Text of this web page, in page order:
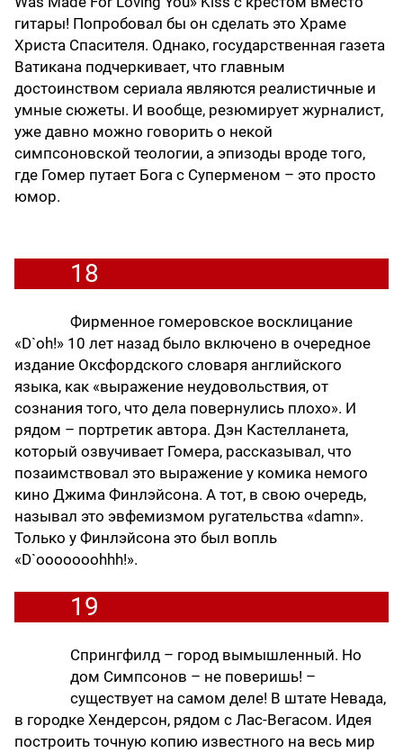
гитары! Попробовал бы он сделать это Храме
Христа Спасителя. Однако, государственная газета
Ватикана подчеркивает, что главным
достоинством сериала являются реалистичные и
умные сюжеты. И вообще, резюмирует журналист,
уже давно можно говорить о некой
симпсоновской теологии, а эпизоды вроде того,
где Гомер путает Бога с Суперменом – это просто
юмор.
18
Фирменное гомеровское восклицание
«D`oh!» 10 лет назад было включено в очередное
издание Оксфордского словаря английского
языка, как «выражение неудовольствия, от
сознания того, что дела повернулись плохо». И
рядом – портретик автора. Дэн Кастелланета,
который озвучивает Гомера, рассказывал, что
позаимствовал это выражение у комика немого
кино Джима Финлэйсона. А тот, в свою очередь,
называл это эвфемизмом ругательства «damn».
Только у Финлэйсона это был вопль
«D`ooooooohhh!».
19
Спрингфилд – город вымышленный. Но
дом Симпсонов – не поверишь! –
существует на самом деле! В штате Невада,
в городке Хендерсон, рядом с Лас-Вегасом. Идея
построить точную копию известного на весь мир